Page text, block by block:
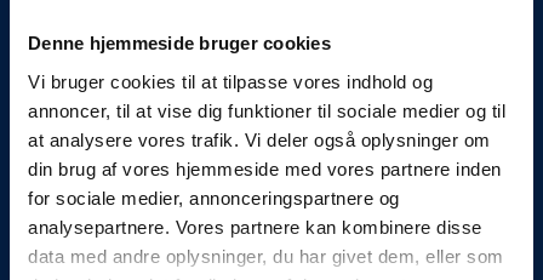
Denne hjemmeside bruger cookies
Vi bruger cookies til at tilpasse vores indhold og
annoncer, til at vise dig funktioner til sociale medier og til
at analysere vores trafik. Vi deler også oplysninger om
din brug af vores hjemmeside med vores partnere inden
for sociale medier, annonceringspartnere og
analysepartnere. Vores partnere kan kombinere disse
data med andre oplysninger, du har givet dem, eller som
Om Bomae
Kontakt
Karriere
Mød Rådgiverne